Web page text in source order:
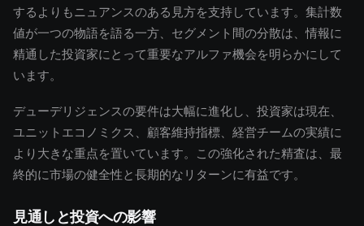
するよりもニュアンスのある見方を支持しています。集計数
値が一つの物語を語る一方、セグメント間の分散は、情報に
精通した投資家にとって重要なアルファ機会を明らかにして
います。
デューデリジェンスの要件は大幅に進化し、投資家は現在、
ユニットエコノミクス、顧客維持指標、経営チームの実績に
より大きな重点を置いています。この強化された精査は、最
終的に市場の健全性と長期的なリターンに有益です。
見通しと投資への影響